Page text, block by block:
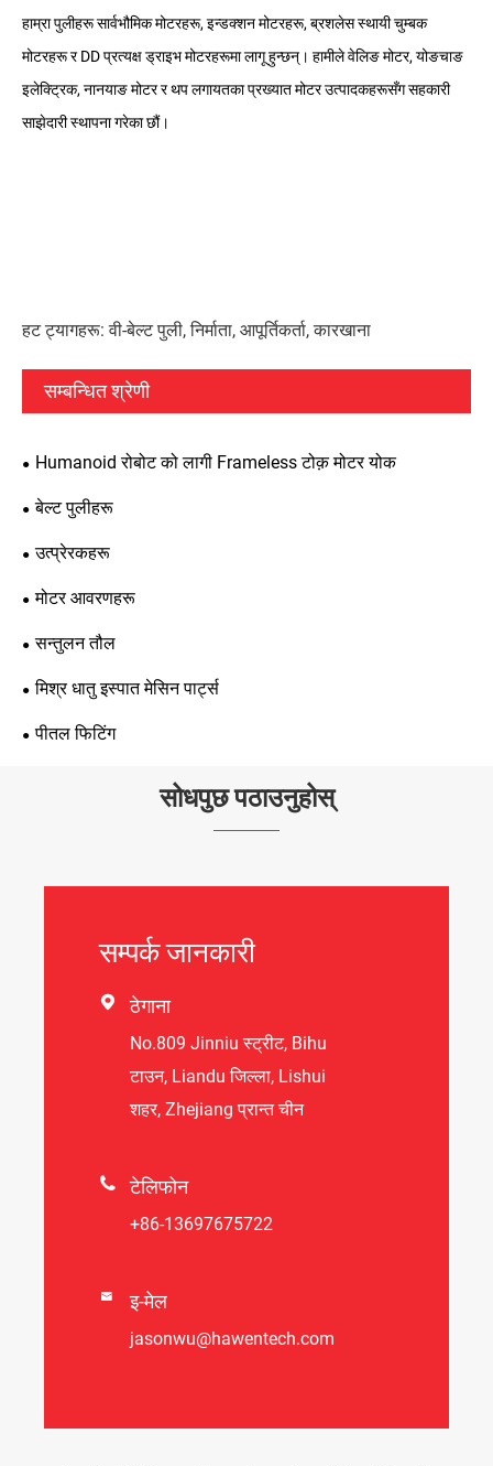
हाम्रा पुलीहरू सार्वभौमिक मोटरहरू, इन्डक्शन मोटरहरू, ब्रशलेस स्थायी चुम्बक
मोटरहरू र DD प्रत्यक्ष ड्राइभ मोटरहरूमा लागू हुन्छन्। हामीले वेलिङ मोटर, योङचाङ
इलेक्ट्रिक, नानयाङ मोटर र थप लगायतका प्रख्यात मोटर उत्पादकहरूसँग सहकारी
साझेदारी स्थापना गरेका छौं।
हट ट्यागहरू: वी-बेल्ट पुली, निर्माता, आपूर्तिकर्ता, कारखाना
सम्बन्धित श्रेणी
Humanoid रोबोट को लागी Frameless टोक़ मोटर योक
बेल्ट पुलीहरू
उत्प्रेरकहरू
मोटर आवरणहरू
सन्तुलन तौल
मिश्र धातु इस्पात मेसिन पार्ट्स
पीतल फिटिंग
सोधपुछ पठाउनुहोस्
सम्पर्क जानकारी
 ठेगाना
No.809 Jinniu स्ट्रीट, Bihu
टाउन, Liandu जिल्ला, Lishui
शहर, Zhejiang प्रान्त चीन
 टेलिफोन
+86-13697675722
 इ-मेल
jasonwu@hawentech.com